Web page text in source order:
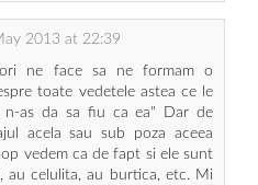
2013 at 22:39
ne face sa ne formam o
toate vedetele astea ce le
n-as da sa fiu ca ea" Dar de
acela sau sub poza aceea
vedem ca de fapt si ele sunt
au celulita, au burtica, etc. Mi